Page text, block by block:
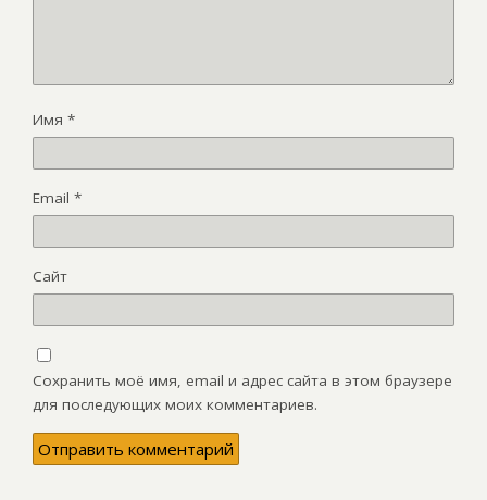
Имя *
Email *
Сайт
Сохранить моё имя, email и адрес сайта в этом браузере
для последующих моих комментариев.